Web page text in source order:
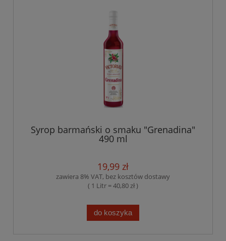
Syrop barmański o smaku "Grenadina"
490 ml
19,99 zł
zawiera 8% VAT, bez kosztów dostawy
( 1 Litr = 40,80 zł )
do koszyka